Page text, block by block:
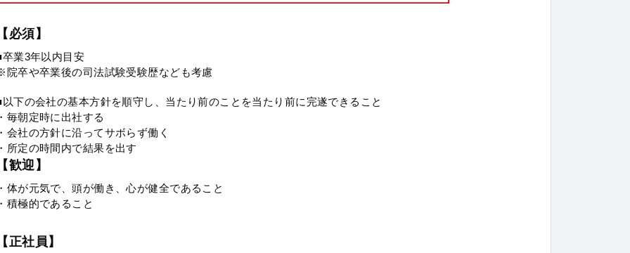
必須】
卒業3年以内目安
院卒や卒業後の司法試験受験歴なども考慮
以下の会社の基本方針を順守し、当たり前のことを当たり前に完遂できること
毎朝定時に出社する
会社の方針に沿ってサボらず働く
所定の時間内で結果を出す
歓迎】
体が元気で、頭が働き、心が健全であること
積極的であること
正社員】